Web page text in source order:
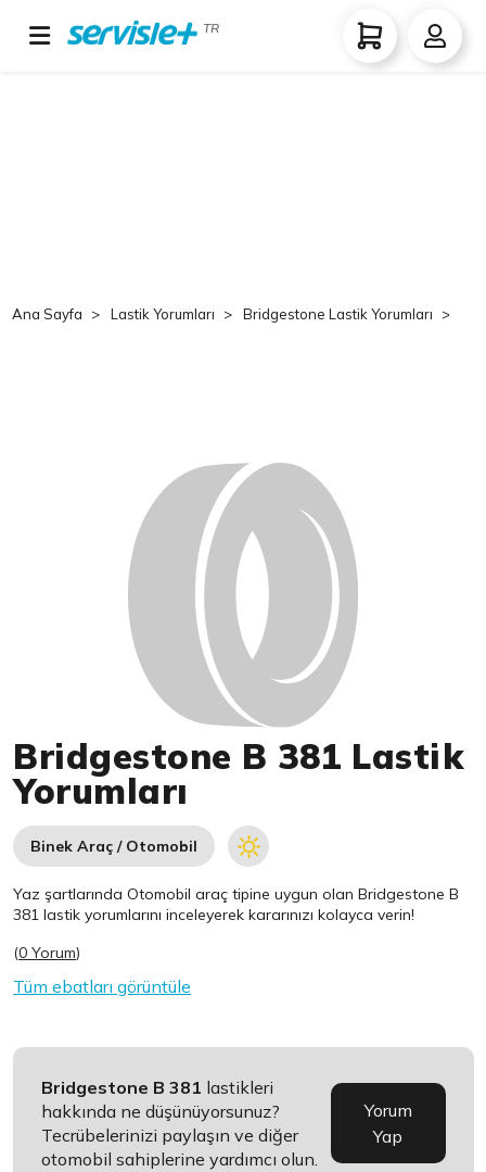
TR
Ana Sayfa Lastik Yorumları Bridgestone Lastik Yorumları
Bridgestone B 381 Lastik
Yorumları
Binek Araç / Otomobil
Yaz şartlarında Otomobil araç tipine uygun olanBridgestone B
381 lastik yorumlarını inceleyerek kararınızı kolayca verin!
(0 Yorum)
Tüm ebatları görüntüle
Bridgestone B 381 lastikleri
hakkında ne düşünüyorsunuz?
Tecrübelerinizi paylaşın ve diğer
otomobil sahiplerine yardımcı olun.
Yorum
Yap